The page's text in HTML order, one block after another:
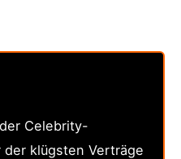
Celebrity-
der klügsten Verträge